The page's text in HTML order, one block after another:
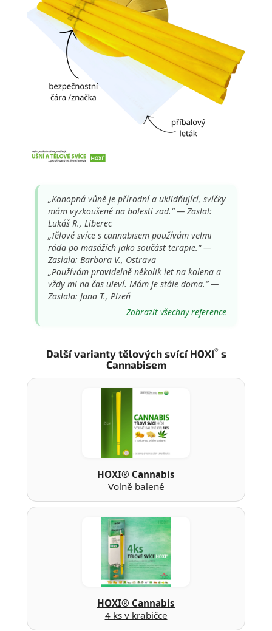
„Konopná vůně je přírodní a uklidňující, svíčky
mám vyzkoušené na bolesti zad.“ — Zaslal:
Lukáš R., Liberec
„Tělové svíce s cannabisem používám velmi
ráda po masážích jako součást terapie.“ —
Zaslala: Barbora V., Ostrava
„Používám pravidelně několik let na kolena a
vždy mi na čas uleví. Mám je stále doma.“ —
Zaslala: Jana T., Plzeň
Zobrazit všechny reference
Další varianty tělových svící HOXI®s
Cannabisem
HOXI® Cannabis
Volně balené
HOXI® Cannabis
4 ks v krabičce